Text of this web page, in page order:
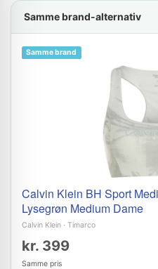
Samme brand-alternativ
Samme brand
Calvin Klein BH Sport
Lysegrøn Medium Dame
Calvin Klein · Timarco
kr. 399
Samme pris